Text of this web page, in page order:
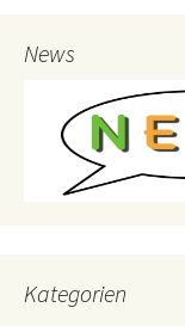
News
Kategorien